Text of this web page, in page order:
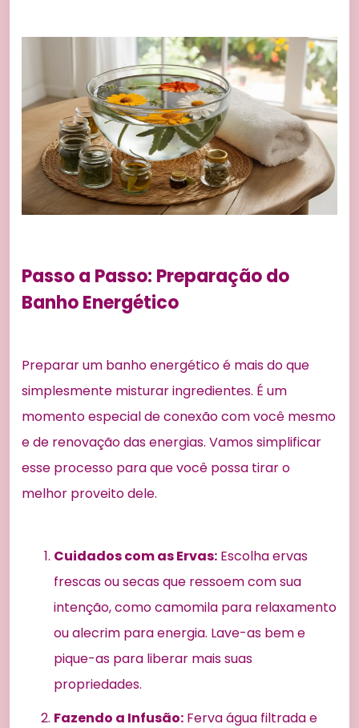
Passo a Passo: Preparação do
Banho Energético
Preparar um banho energético é mais do que
simplesmente misturar ingredientes. É um
momento especial de conexão com você mesmo
e de renovação das energias. Vamos simplificar
esse processo para que você possa tirar o
melhor proveito dele.
Cuidados com as Ervas: Escolha ervas
frescas ou secas que ressoem com sua
intenção, como camomila para relaxamento
ou alecrim para energia. Lave-as bem e
pique-as para liberar mais suas
propriedades.
Fazendo a Infusão: Ferva água filtrada e